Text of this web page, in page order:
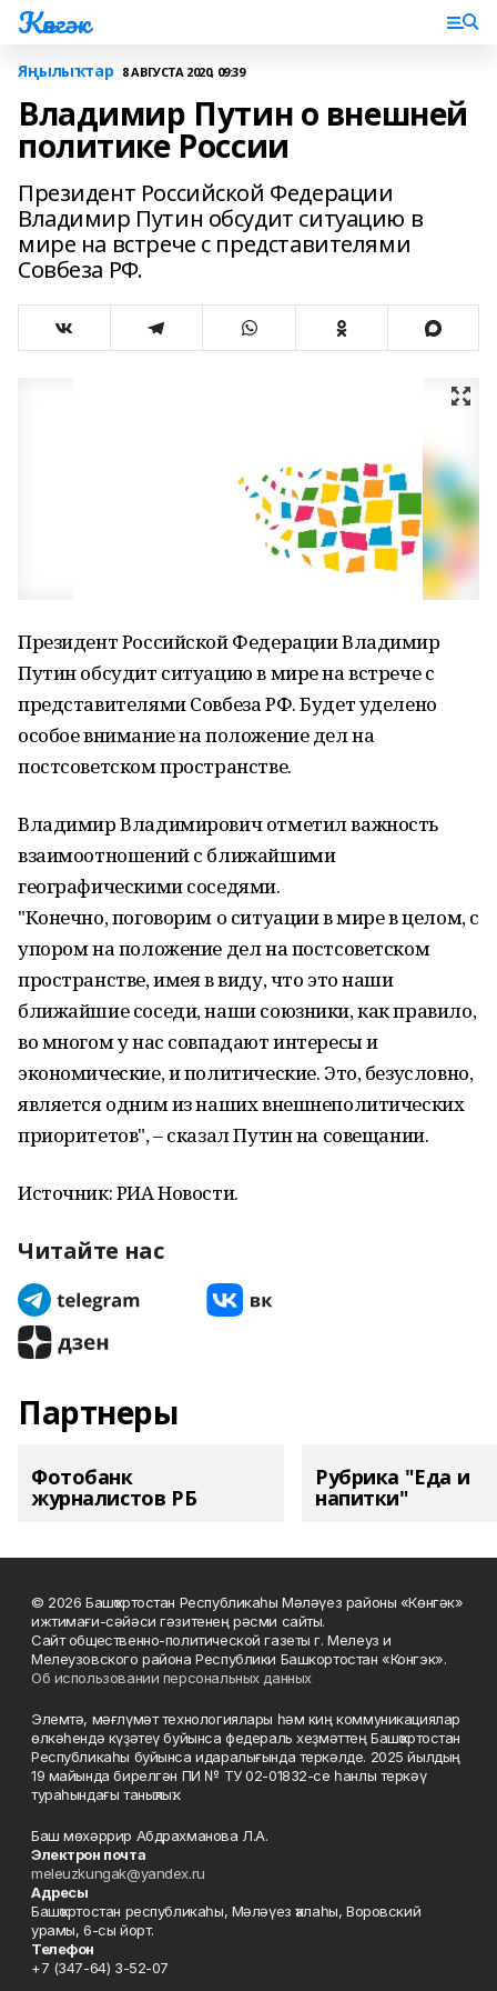
Көнгәк
Яңылыҡтар 8 АВГУСТА 2020, 09:39
Владимир Путин о внешней
политике России
Президент Российской Федерации
Владимир Путин обсудит ситуацию в
мире на встрече с представителями
Совбеза РФ.
Президент Российской Федерации Владимир
Путин обсудит ситуацию в мире на встрече с
представителями Совбеза РФ. Будет уделено
особое внимание на положение дел на
постсоветском пространстве.
Владимир Владимирович отметил важность
взаимоотношений с ближайшими
географическими соседями.
"Конечно, поговорим о ситуации в мире в целом, с
упором на положение дел на постсоветском
пространстве, имея в виду, что это наши
ближайшие соседи, наши союзники, как правило,
во многом у нас совпадают интересы и
экономические, и политические. Это, безусловно,
является одним из наших внешнеполитических
приоритетов", – сказал Путин на совещании.
Источник: РИА Новости.
Читайте нас
Партнеры
Фотобанк
журналистов РБ
Рубрика "Еда и
напитки"
© 2026 Башҡортостан Республикаһы Мәләүез районы «Көнгәк»
ижтимағи-сәйәси гәзитенең рәсми сайты.
Сайт общественно-политической газеты г. Мелеуз и
Мелеузовского района Республики Башкортостан «Конгэк».
Об использовании персональных данных
Элемтә, мәғлүмәт технологиялары һәм киң коммуникациялар
өлкәһендә күҙәтеү буйынса федераль хеҙмәттең Башҡортостан
Республикаһы буйынса идаралығында теркәлде. 2025 йылдың
19 майында бирелгән ПИ № ТУ 02-01832-се һанлы теркәү
тураһындағы таныҡлыҡ.
Баш мөхәррир Абдрахманова Л.А.
Электрон почта
meleuzkungak@yandex.ru
Адресы
Башҡортостан республикаһы, Мәләүез ҡалаһы, Воровский
урамы, 6-сы йорт.
Телефон
+7 (347-64) 3-52-07